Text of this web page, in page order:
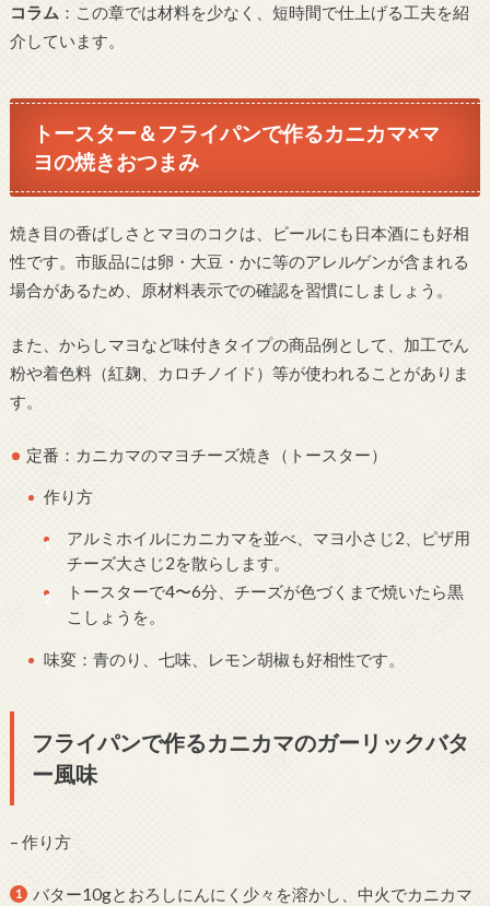
コラム ：この章では材料を少なく、短時間で仕上げる工夫を紹
介しています。
トースター＆フライパンで作るカニカマ×マ
ヨの焼きおつまみ
焼き目の香ばしさとマヨのコクは、ビールにも日本酒にも好相
性です。市販品には卵・大豆・かに等のアレルゲンが含まれる
場合があるため、原材料表示での確認を習慣にしましょう。
また、からしマヨなど味付きタイプの商品例として、加工でん
粉や着色料（紅麹、カロチノイド）等が使われることがありま
す。
定番：カニカマのマヨチーズ焼き（トースター）
作り方
アルミホイルにカニカマを並べ、マヨ小さじ2、ピザ用
チーズ大さじ2を散らします。
トースターで4〜6分、チーズが色づくまで焼いたら黒
こしょうを。
味変：青のり、七味、レモン胡椒も好相性です。
フライパンで作るカニカマのガーリックバタ
ー風味
– 作り方
バター10gとおろしにんにく少々を溶かし、中火でカニカマ